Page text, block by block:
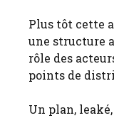
Plus tôt cette
une structure
rôle des
points de
Un plan,